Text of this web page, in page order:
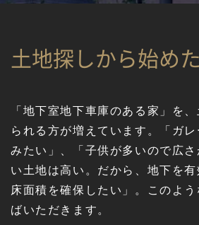
土地探しから始め
「地下室地下車庫のある家」を
られる方が増えています。「ガ
みたい」、「子供が多いので広
い土地は高い。だから、地下を
床面積を確保したい」。このよ
ばいただきます。